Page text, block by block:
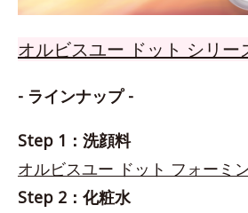
オルビスユー ドット シリー
- ラインナップ -
Step 1：洗顔料
オルビスユー ドット フォーミ
Step 2：化粧水